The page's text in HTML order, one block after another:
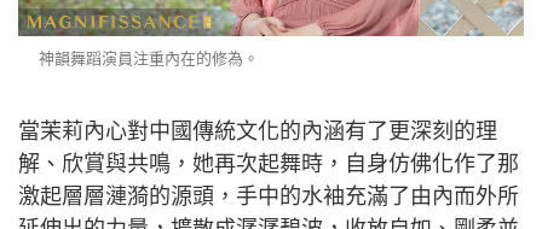
神韻舞蹈演員注重內在的修為。
當茉莉內心對中國傳統文化的內涵有了更深刻的理
解、欣賞與共鳴，她再次起舞時，自身仿佛化作了那
激起層層漣漪的源頭，手中的水袖充滿了由內而外所